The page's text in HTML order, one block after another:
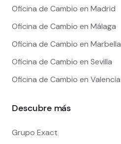
Oficina de Cambio en Madrid
Oficina de Cambio en Málaga
Oficina de Cambio en Marbella
Oficina de Cambio en Sevilla
Oficina de Cambio en Valencia
Descubre más
Grupo Exact